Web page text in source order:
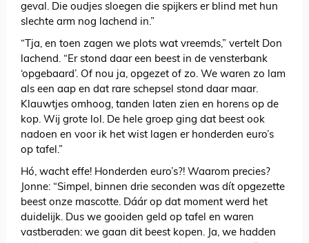
geval. Die oudjes sloegen die spijkers er blind met hun
slechte arm nog lachend in.”
“Tja, en toen zagen we plots wat vreemds,” vertelt Don
lachend. “Er stond daar een beest in de vensterbank
‘opgebaard’. Of nou ja, opgezet of zo. We waren zo lam
als een aap en dat rare schepsel stond daar maar.
Klauwtjes omhoog, tanden laten zien en horens op de
kop. Wij grote lol. De hele groep ging dat beest ook
nadoen en voor ik het wist lagen er honderden euro’s
op tafel.”
Hó, wacht effe! Honderden euro’s?! Waarom precies?
Jonne: “Simpel, binnen drie seconden was dít opgezette
beest onze mascotte. Dáár op dat moment werd het
duidelijk. Dus we gooiden geld op tafel en waren
vastberaden: we gaan dit beest kopen. Ja, we hadden